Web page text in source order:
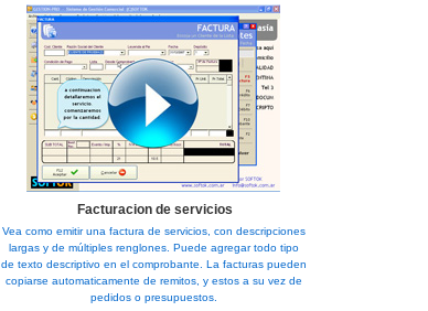
Facturacion de servicios
Vea como emitir una factura de servicios, con descripciones
largas y de múltiples renglones. Puede agregar todo tipo
de texto descriptivo en el comprobante. La facturas pueden
copiarse automaticamente de remitos, y estos a su vez de
pedidos o presupuestos.